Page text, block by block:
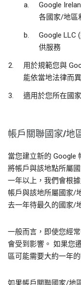
Google
各國家/地區
Google LLC
供服務
用於規範您與
能依當地法律而異
適用於您所在國
帳戶關聯國家/地
當您建立新的 Google
將帳戶與該地點所屬
一年以上，我們會根
帳戶與該地所屬國家/
去一年待最久的國家/
一般而言，即使您經
會受到影響。 如果您
區可能需要大約一年
如果帳戶關聯國家/地